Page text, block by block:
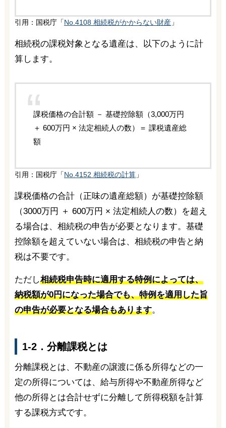
引用：国税庁「 No.4108 相続税がかからない財産」
相続税の課税対象となる遺産は、以下のように計
算します。
課税価格の合計額 － 基礎控除額（3,000万円
＋ 600万円 × 法定相続人の数）＝ 課税遺産総
額
引用：国税庁「 No.4152 相続税の計算」
課税価格の合計（正味の遺産総額）が基礎控除額
（3000万円 ＋ 600万円 × 法定相続人の数）を超え
る場合は、相続税の申告が必要となります。基礎
控除額を超えていない場合は、相続税の申告と納
税は不要です。
ただし相続税申告時に適用する特例によっては、
納税額が0円になった場合でも、特例を適用した旨
の申告が必要となる場合もあります。
1-2．分離課税とは
分離課税とは、不動産の譲渡に係る所得などの一
定の所得については、給与所得や不動産所得など
他の所得とは合計せずに分離して所得税額を計算
する課税方式です。